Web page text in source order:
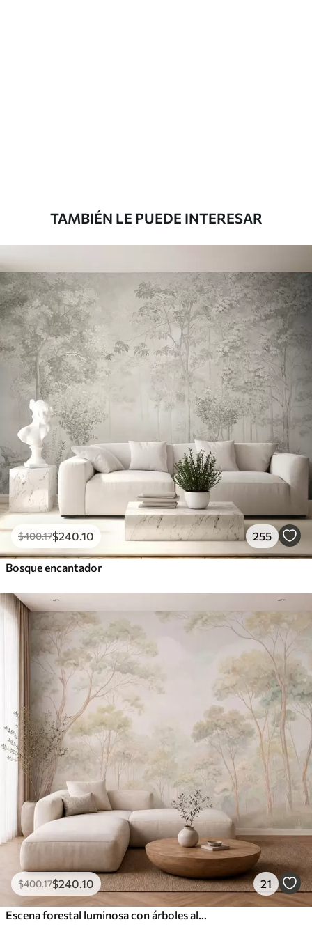
Vinilo Premium
1266.67$760.00/m²
Peel and Stick
1533.33$920.00
TAMBIÉN LE PUEDE INTERESAR
$400.17$240 .10 255
Bosque encantador
$400.17$240 .10 21